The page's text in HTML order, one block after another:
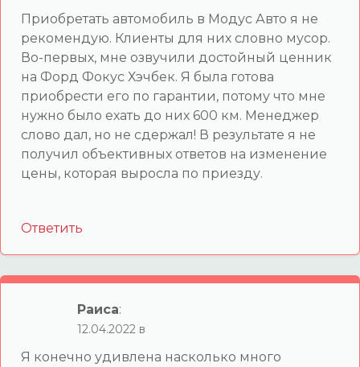
Приобретать автомобиль в Модус Авто я не
рекомендую. Клиенты для них словно мусор.
Во-первых, мне озвучили достойный ценник
на Форд Фокус Хэчбек. Я была готова
приобрести его по гарантии, потому что мне
нужно было ехать до них 600 км. Менеджер
слово дал, но не сдержал! В результате я не
получил объективных ответов на изменение
цены, которая выросла по приезду.
Ответить
Раиса:
12.04.2022 в
Я конечно удивлена насколько много